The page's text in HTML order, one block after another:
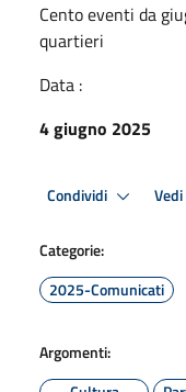
Cento eventi da
quartieri
Data :
4 giugno 2025
Condividi
Categorie:
2025-Comunicati
Argomenti: